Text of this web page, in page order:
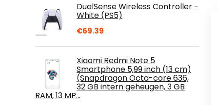
DualSense Wireless Controller -
White (PS5)
€69.39
Xiaomi Redmi Note 5
Smartphone 5,99 inch (13 cm)
(Snapdragon Octa-core 636,
32 GB intern geheugen, 3 GB
RAM, 13 MP…